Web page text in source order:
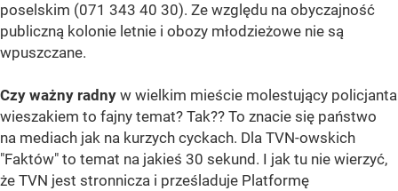
poselskim (071 343 40 30). Ze względu na obyczajność
publiczną kolonie letnie i obozy młodzieżowe nie są
wpuszczane.
Czy ważny radny w wielkim mieście molestujący policjanta
wieszakiem to fajny temat? Tak?? To znacie się państwo
na mediach jak na kurzych cyckach. Dla TVN-owskich
"Faktów" to temat na jakieś 30 sekund. I jak tu nie wierzyć,
że TVN jest stronnicza i prześladuje Platformę